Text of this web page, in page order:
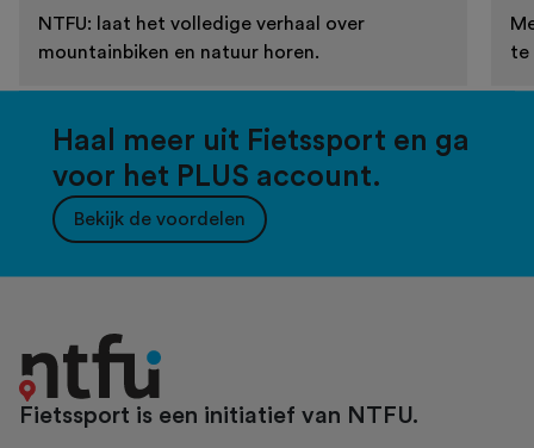
NTFU: laat het volledige verhaal over
mountainbiken en natuur horen.
te
Haal meer uit Fietssport en ga
voor het PLUS account.
Bekijk de voordelen
Fietssport is een initiatief van NTFU.